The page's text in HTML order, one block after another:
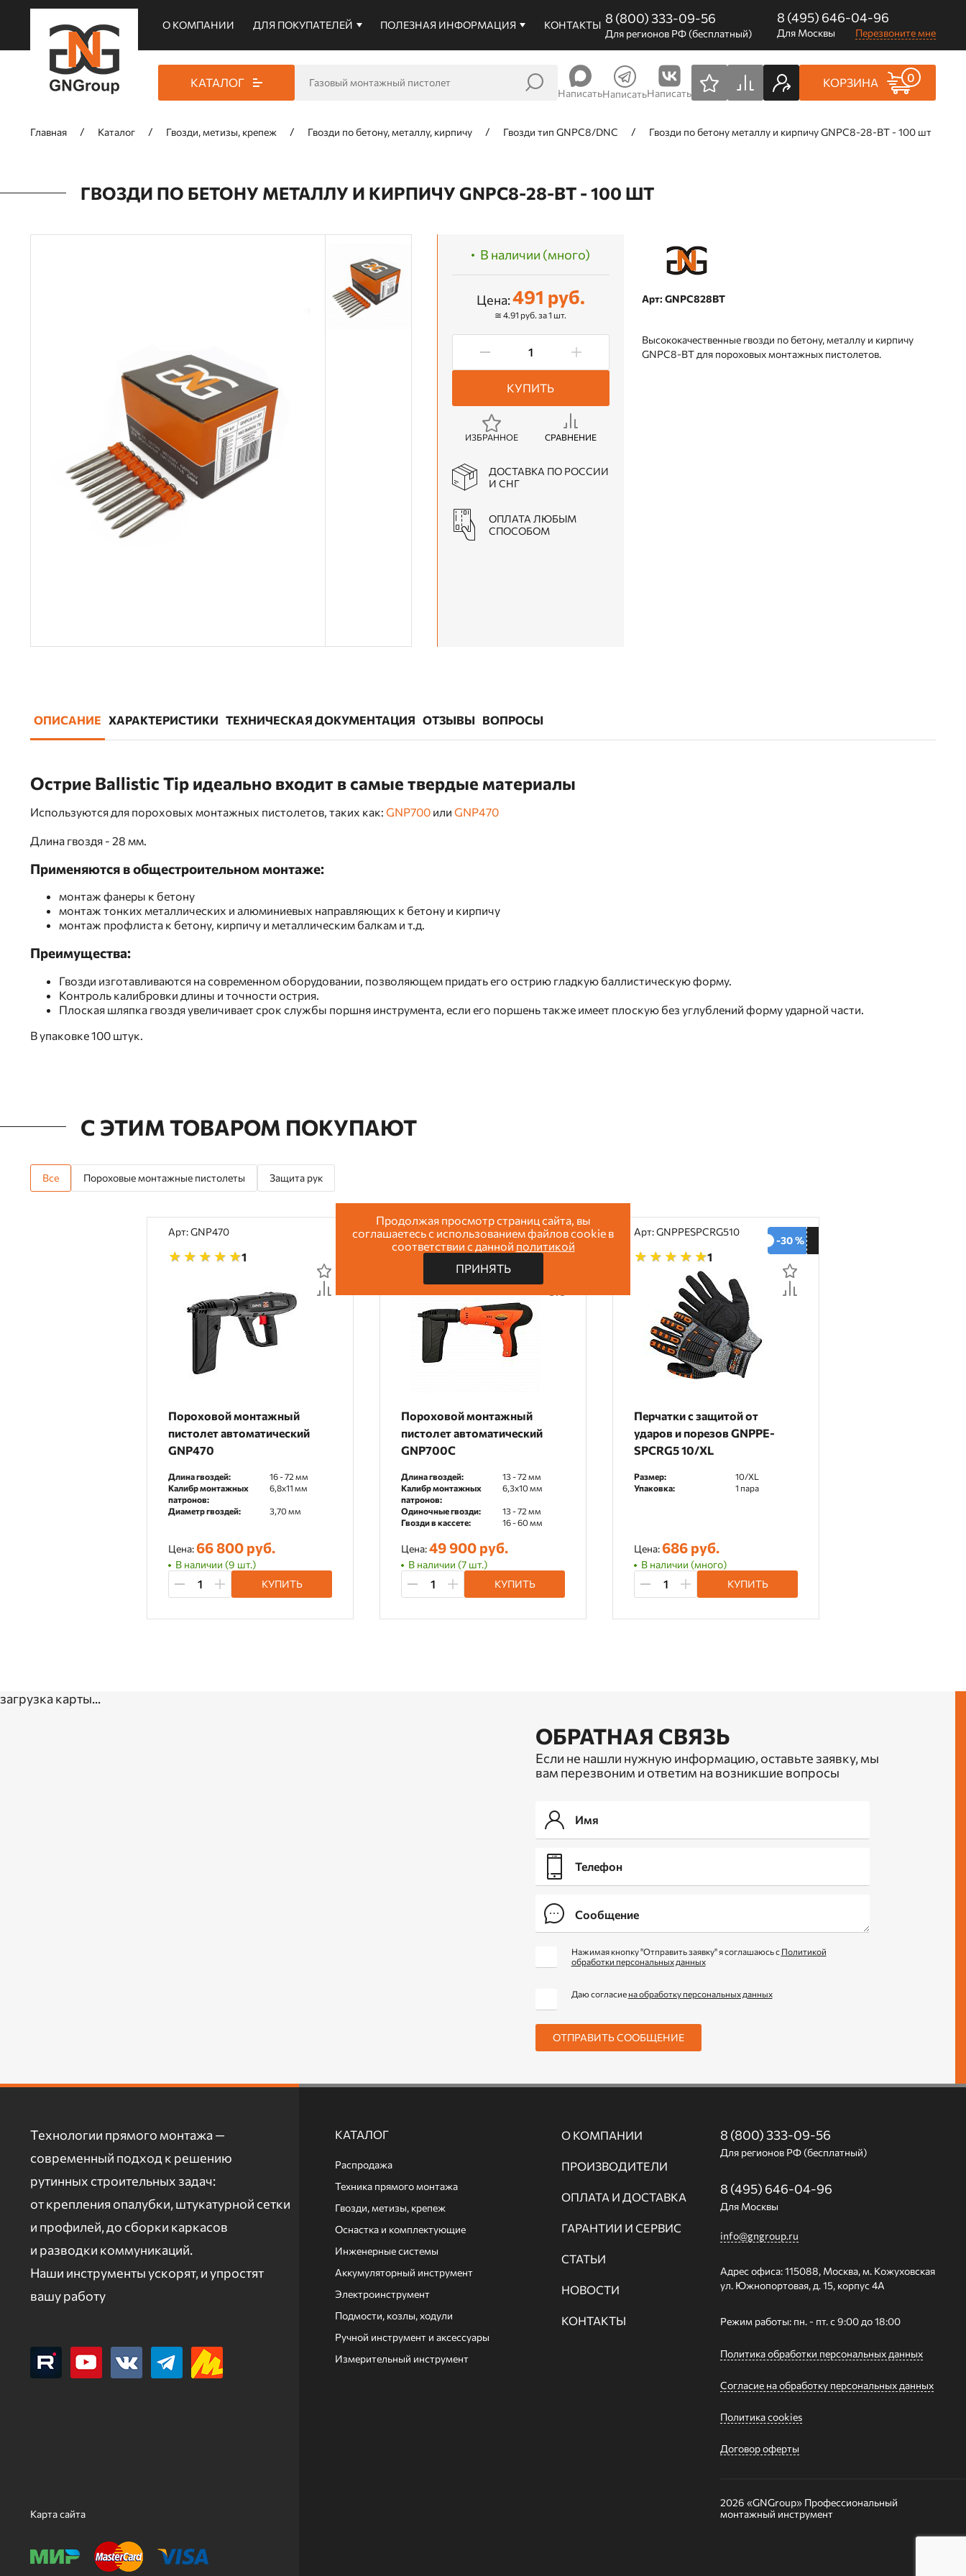
О КОМПАНИИ ДЛЯ ПОКУПАТЕЛЕЙ ПОЛЕЗНАЯ ИНФОРМАЦИЯ КОНТАКТЫ 8 (800) 333-09-56
Для регионов РФ (бесплатный)
8 (495) 646-04-96
Для Москвы Перезвоните мне
КАТАЛОГ
НаписатьНаписатьНаписать
КОРЗИНА 0
Главная Каталог Гвозди, метизы, крепеж Гвозди по бетону, металлу, кирпичу Гвозди тип GNPC8/DNC Гвозди по бетону металлу и кирпичу GNPC8-28-BT - 100 шт
ГВОЗДИ ПО БЕТОНУ МЕТАЛЛУ И КИРПИЧУ GNPC8-28-BT - 100 ШТ
Арт: GNPC828BT
Высококачественные гвозди по бетону, металлу и кирпичу
GNPC8-BT для пороховых монтажных пистолетов.
В наличии (много)
Цена:491 руб.
≅ 4.91 руб. за 1 шт.
КУПИТЬ
ИЗБРАННОЕ СРАВНЕНИЕ
ДОСТАВКА ПО РОССИИ
И СНГ
ОПЛАТА ЛЮБЫМ
СПОСОБОМ
ОПИСАНИЕ ХАРАКТЕРИСТИКИ ТЕХНИЧЕСКАЯ ДОКУМЕНТАЦИЯ ОТЗЫВЫ ВОПРОСЫ
Острие Ballistic Tip идеально входит в самые твердые материалы
Используются для пороховых монтажных пистолетов, таких как: GNP700 или GNP470
Длина гвоздя - 28 мм.
Применяются в общестроительном монтаже:
монтаж фанеры к бетону
монтаж тонких металлических и алюминиевых направляющих к бетону и кирпичу
монтаж профлиста к бетону, кирпичу и металлическим балкам и т.д.
Преимущества:
Гвозди изготавливаются на современном оборудовании, позволяющем придать его острию гладкую баллистическую форму.
Контроль калибровки длины и точности острия.
Плоская шляпка гвоздя увеличивает срок службы поршня инструмента, если его поршень также имеет плоскую без углублений форму ударной части.
В упаковке 100 штук.
С ЭТИМ ТОВАРОМ ПОКУПАЮТ
Все Пороховые монтажные пистолеты Защита рук
Арт: GNP470
1
Пороховой монтажный
пистолет автоматический
GNP470
Длина гвоздей:
16 - 72 мм
Калибр монтажных
патронов:
6,8х11 мм
Диаметр гвоздей: 3,70 мм
Цена: 66 800 руб.
В наличии (9 шт.)
КУПИТЬ
Арт: GNP700C
Пороховой монтажный
пистолет автоматический
GNP700C
Длина гвоздей:
13 - 72 мм
Калибр монтажных
патронов:
6,3х10 мм
Одиночные гвозди:
13 - 72 мм
Гвозди в кассете:
16 - 60 мм
Цена:49 900 руб.
В наличии (7 шт.)
КУПИТЬ
Арт: GNPPESPCRG510
1
-30 %
Перчатки с защитой от
ударов и порезов GNPPE-
SPCRG5 10/XL
Размер:
10/XL
Упаковка:
1 пара
Цена: 686 руб.
В наличии (много)
КУПИТЬ
загрузка карты...
ОБРАТНАЯ СВЯЗЬ
Если не нашли нужную информацию, оставьте заявку, мы
вам перезвоним и ответим на возникшие вопросы
Нажимая кнопку "Отправить заявку" я соглашаюсь с Политикой
обработки персональных данных
Даю согласие на обработку персональных данных
ОТПРАВИТЬ СООБЩЕНИЕ
Технологии прямого монтажа —
современный подход к решению
рутинных строительных задач:
от крепления опалубки, штукатурной сетки
и профилей, до сборки каркасов
и разводки коммуникаций.
Наши инструменты ускорят, и упростят
вашу работу
Карта сайта
КАТАЛОГ
Распродажа
Техника прямого монтажа
Гвозди, метизы, крепеж
Оснастка и комплектующие
Инженерные системы
Аккумуляторный инструмент
Электроинструмент
Подмости, козлы, ходули
Ручной инcтрумент и аксессуары
Измерительный инструмент
О КОМПАНИИ
ПРОИЗВОДИТЕЛИ
ОПЛАТА И ДОСТАВКА
ГАРАНТИИ И СЕРВИС
СТАТЬИ
НОВОСТИ
КОНТАКТЫ
8 (800) 333-09-56
Для регионов РФ (бесплатный)
8 (495) 646-04-96
Для Москвы
info@gngroup.ru
Адрес офиса: 115088, Москва, м. Кожуховская
ул. Южнопортовая, д. 15, корпус 4А
Режим работы: пн. - пт. с 9:00 до 18:00
Политика обработки персональных данных
Согласие на обработку персональных данных
Политика cookies
Договор оферты
2026 «GNGroup» Профессиональный
монтажный инструмент
Продолжая просмотр страниц сайта, вы
соглашаетесь с использованием файлов cookie в
соответствии с данной политикой
ПРИНЯТЬ